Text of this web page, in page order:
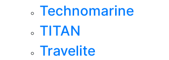
Technomarine
TITAN
Travelite